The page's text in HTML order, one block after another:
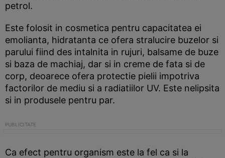
petrol.
Este folosit in cosmetica pentru capacitatea ei
emolianta, hidratanta ce ofera stralucire buzelor si
parului fiind des intalnita in rujuri, balsame de buze
si baza de machiaj, dar si in creme de fata si de
corp, deoarece ofera protectie pielii impotriva
factorilor de mediu si a radiatiilor UV. Este nelipsita
si in produsele pentru par.
Ca efect pentru organism este la fel ca si la